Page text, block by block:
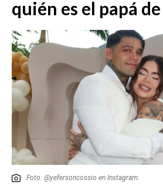
quién es el papá
Foto: @yefersoncossio en Instagram.